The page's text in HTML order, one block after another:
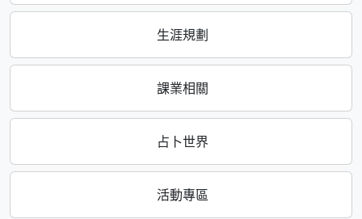
生涯規劃
課業相關
占卜世界
活動專區